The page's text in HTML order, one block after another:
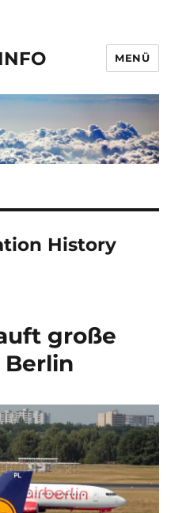
MENÜ
History
große
Berlin